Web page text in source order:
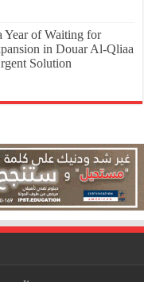
Year of Waiting for
in Douar Al-Qliaa
Solution